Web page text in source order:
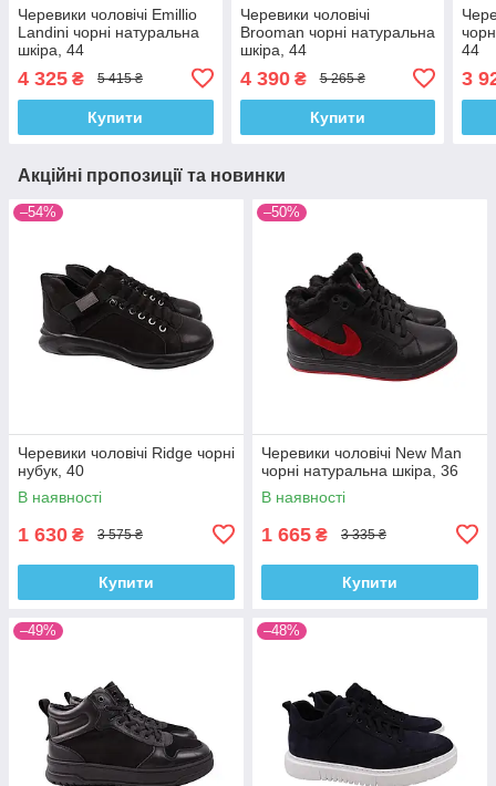
Черевики чоловічі Emillio
Landini чорні натуральна
шкіра, 44
4 325 ₴ 5 415 ₴
Купити
Черевики чоловічі
Brooman чорні натуральна
шкіра, 44
4 390₴ 5 265 ₴
Купити
44
3
Акційні пропозиції та новинки
–54%
Черевики чоловічі Ridge чорні
нубук, 40
В наявності
1 630 ₴ 3 575 ₴
Купити
–50%
Черевики чоловічі New Man
чорні натуральна шкіра, 36
В наявності
1 665 ₴ 3 335 ₴
Купити
–49% –48%